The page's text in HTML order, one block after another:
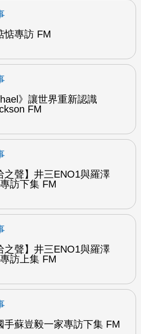
惦專訪 FM
》讓世界重新認識
FM
之聲】井三ENO1與羅澤
訪下集 FM
之聲】井三ENO1與羅澤
訪上集 FM
手蘇豈毅一家專訪下集 FM